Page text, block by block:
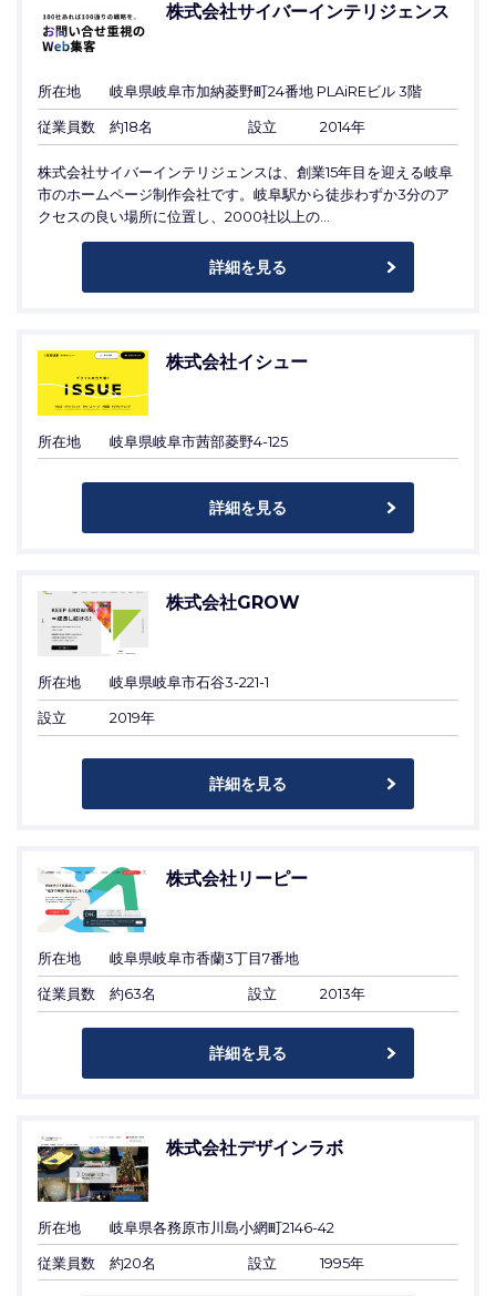
株式会社サイバーインテリジェンス
所在地
岐阜県岐阜市加納菱野町24番地 PLAiREビル 3階
従業員数
約18名 設立 2014年
株式会社サイバーインテリジェンスは、創業15年目を迎える岐阜
市のホームページ制作会社です。岐阜駅から徒歩わずか3分のア
クセスの良い場所に位置し、2000社以上の...
詳細を見る
株式会社イシュー
所在地 岐阜県岐阜市茜部菱野4-125
詳細を見る
株式会社GROW
所在地
岐阜県岐阜市石谷3-221-1
設立
2019年
詳細を見る
株式会社リーピー
所在地
岐阜県岐阜市香蘭3丁目7番地
従業員数
約63名 設立 2013年
詳細を見る
株式会社デザインラボ
所在地
岐阜県各務原市川島小網町2146-42
従業員数
約20名 設立 1995年